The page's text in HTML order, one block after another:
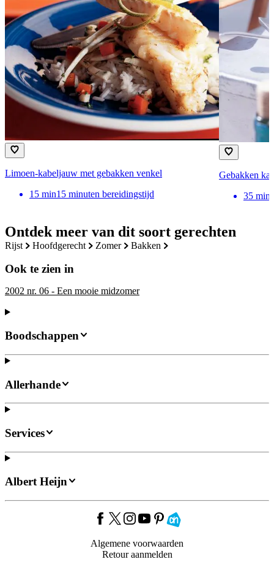
Ontdek meer van dit soort gerechten
rijst hoofdgerecht zomer bakken
Ook te zien in
2002 nr. 06 - Een mooie midzomer
Limoen-kabeljauw met gebakken venkel
15 min15 minuten bereidingstijd
Gebakken
35 min
Boodschappen
Allerhande
Services
Albert Heijn
Algemene voorwaarden
Retour aanmelden